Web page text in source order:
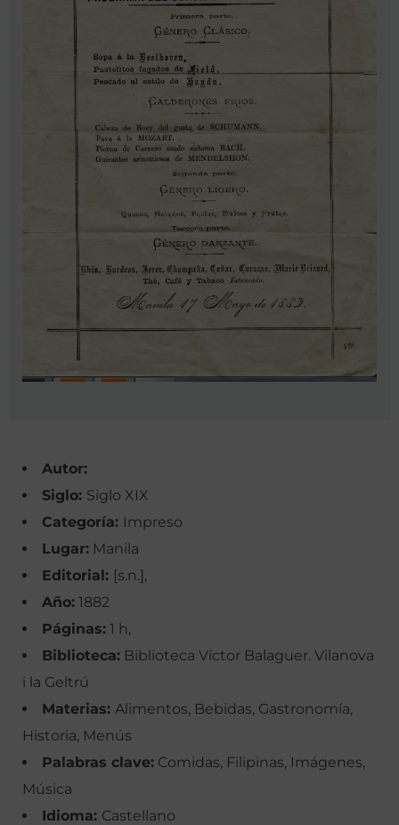
Autor:
Siglo: Siglo XIX
Categoría: Impreso
Lugar: Manila
Editorial: [s.n.],
Año: 1882
Páginas: 1 h,
Biblioteca: Biblioteca Víctor Balaguer. Vilanova
i la Geltrú
Materias: Alimentos, Bebidas, Gastronomía,
Historia, Menús
Palabras clave: Comidas, Filipinas, Imágenes,
Música
Idioma: Castellano